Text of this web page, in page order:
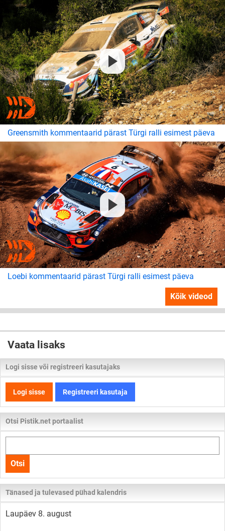
Greensmith kommentaarid pärast Türgi ralli esimest päeva
Loebi kommentaarid pärast Türgi ralli esimest päeva
Kõik videod
Vaata lisaks
Logi sisse või registreeri kasutajaks
Logi sisse Registreeri kasutaja
Otsi Pistik.net portaalist
kogu
lehelt
Otsi
Tänased ja tulevased pühad kalendris
Laupäev 8. august